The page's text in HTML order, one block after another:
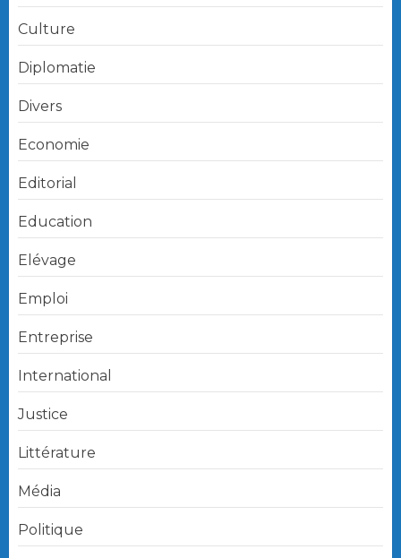
Culture
Diplomatie
Divers
Economie
Editorial
Education
Elévage
Emploi
Entreprise
International
Justice
Littérature
Média
Politique